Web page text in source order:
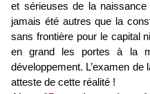
et sérieuses de la naissance
jamais été autres que la
sans frontière pour le capital
en grand les portes à la
développement. L’examen
atteste de cette réalité !